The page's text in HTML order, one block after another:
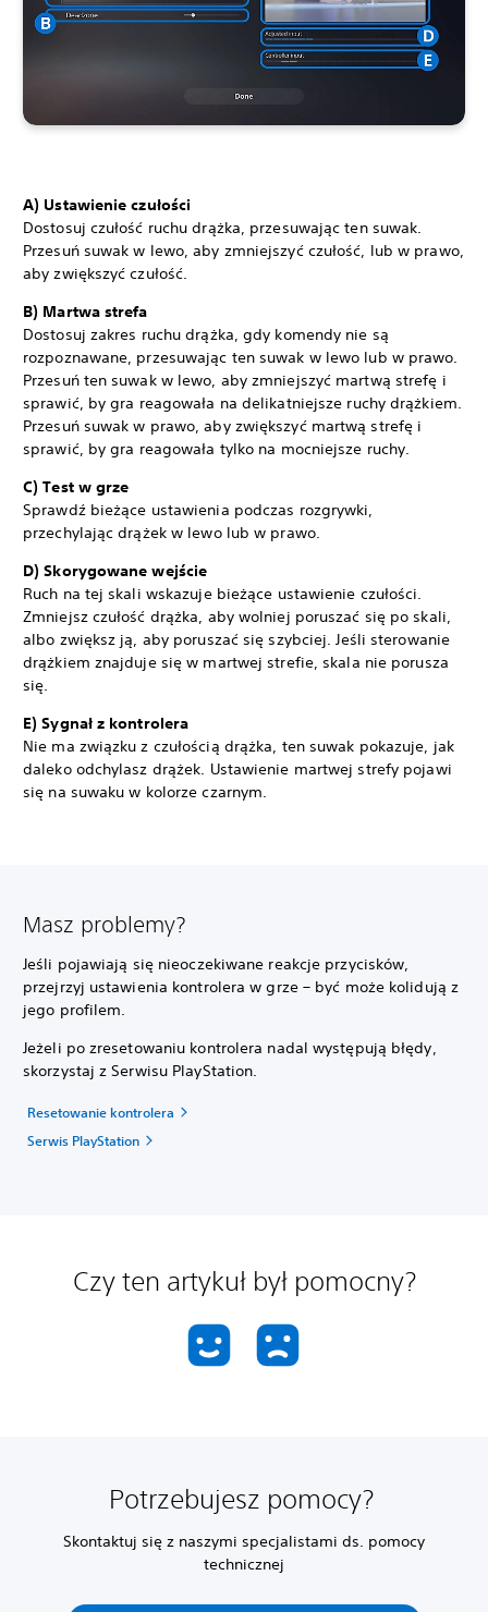
A) Ustawienie czułości
Dostosuj czułość ruchu drążka, przesuwając ten suwak.
Przesuń suwak w lewo, aby zmniejszyć czułość, lub w prawo,
aby zwiększyć czułość.
B) Martwa strefa
Dostosuj zakres ruchu drążka, gdy komendy nie są
rozpoznawane, przesuwając ten suwak w lewo lub w prawo.
Przesuń ten suwak w lewo, aby zmniejszyć martwą strefę i
sprawić, by gra reagowała na delikatniejsze ruchy drążkiem.
Przesuń suwak w prawo, aby zwiększyć martwą strefę i
sprawić, by gra reagowała tylko na mocniejsze ruchy.
C) Test w grze
Sprawdź bieżące ustawienia podczas rozgrywki,
przechylając drążek w lewo lub w prawo.
D) Skorygowane wejście
Ruch na tej skali wskazuje bieżące ustawienie czułości.
Zmniejsz czułość drążka, aby wolniej poruszać się po skali,
albo zwiększ ją, aby poruszać się szybciej. Jeśli sterowanie
drążkiem znajduje się w martwej strefie, skala nie porusza
się.
E) Sygnał z kontrolera
Nie ma związku z czułością drążka, ten suwak pokazuje, jak
daleko odchylasz drążek. Ustawienie martwej strefy pojawi
się na suwaku w kolorze czarnym.
Masz problemy?
Jeśli pojawiają się nieoczekiwane reakcje przycisków,
przejrzyj ustawienia kontrolera w grze – być może kolidują z
jego profilem.
Jeżeli po zresetowaniu kontrolera nadal występują błędy,
skorzystaj z Serwisu PlayStation.
Resetowanie kontrolera
Serwis PlayStation
Czy ten artykuł był pomocny?
Potrzebujesz pomocy?
Skontaktuj się z naszymi specjalistami ds. pomocy
technicznej